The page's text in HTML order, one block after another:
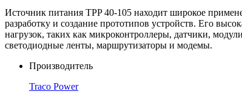
Источник питания TPP 40-105 находит широкое
разработку и создание прототипов устройств. Его
нагрузок, таких как микроконтроллеры, датчики,
светодиодные ленты, маршрутизаторы и модемы.
Производитель
Traco Power